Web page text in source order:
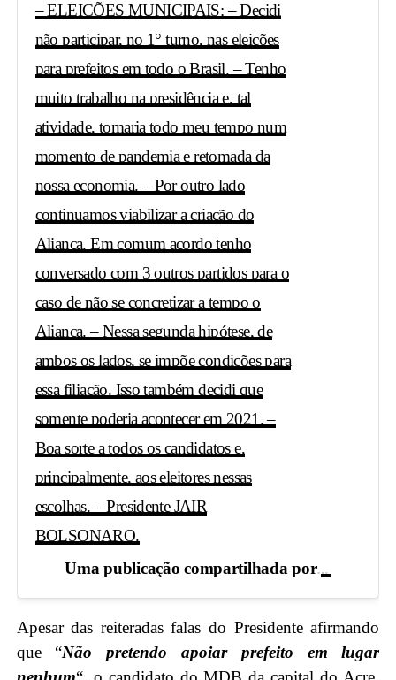
– ELEIÇÕES MUNICIPAIS: – Decidi
não participar, no 1° turno, nas eleições
para prefeitos em todo o Brasil. – Tenho
muito trabalho na presidência e, tal
atividade, tomaria todo meu tempo num
momento de pandemia e retomada da
nossa economia. – Por outro lado
continuamos viabilizar a criação do
Aliança. Em comum acordo tenho
conversado com 3 outros partidos para o
caso de não se concretizar a tempo o
Aliança. – Nessa segunda hipótese, de
ambos os lados, se impõe condições para
essa filiação. Isso também decidi que
somente poderia acontecer em 2021. –
Boa sorte a todos os candidatos e,
principalmente, aos eleitores nessas
escolhas. – Presidente JAIR
BOLSONARO.
Uma publicação compartilhada porJair M.
Apesar das reiteradas falas do Presidente afirmando
que “Não pretendo apoiar prefeito em lugar